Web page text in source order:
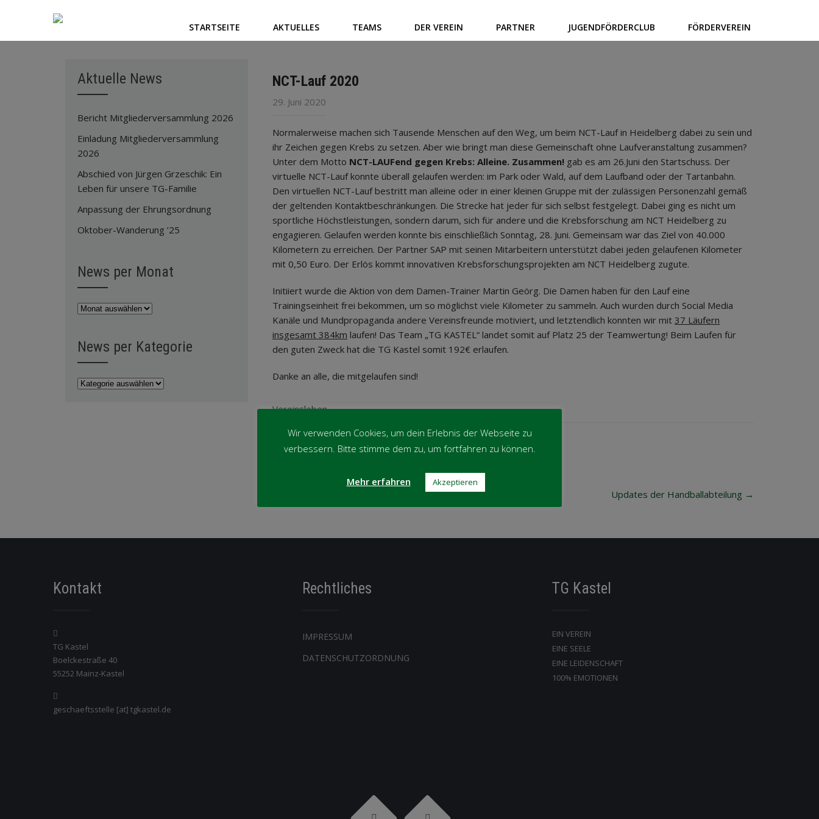
STARTSEITE AKTUELLES TEAMS DER VEREIN PARTNER JUGENDFÖRDERCLUB FÖRDERVEREIN
NCT-Lauf 2020
29. Juni 2020
Normalerweise machen sich Tausende Menschen auf den Weg, um beim NCT-Lauf in Heidelberg dabei zu sein und
ihr Zeichen gegen Krebs zu setzen. Aber wie bringt man diese Gemeinschaft ohne Laufveranstaltung zusammen?
Unter dem Motto NCT-LAUFend gegen Krebs: Alleine. Zusammen! gab es am 26.Juni den Startschuss. Der
virtuelle NCT-Lauf konnte überall gelaufen werden: im Park oder Wald, auf dem Laufband oder der Tartanbahn.
Den virtuellen NCT-Lauf bestritt man alleine oder in einer kleinen Gruppe mit der zulässigen Personenzahl gemäß
der geltenden Kontaktbeschränkungen. Die Strecke hat jeder für sich selbst festgelegt. Dabei ging es nicht um
sportliche Höchstleistungen, sondern darum, sich für andere und die Krebsforschung am NCT Heidelberg zu
engagieren. Gelaufen werden konnte bis einschließlich Sonntag, 28. Juni. Gemeinsam war das Ziel von 40.000
Kilometern zu erreichen. Der Partner SAP mit seinen Mitarbeitern unterstützt dabei jeden gelaufenen Kilometer
mit 0,50 Euro. Der Erlös kommt innovativen Krebsforschungsprojekten am NCT Heidelberg zugute.
Initiiert wurde die Aktion von dem Damen-Trainer Martin Geörg. Die Damen haben für den Lauf eine
Trainingseinheit frei bekommen, um so möglichst viele Kilometer zu sammeln. Auch wurden durch Social Media
Kanäle und Mundpropaganda andere Vereinsfreunde motiviert, und letztendlich konnten wir mit 37 Läufern
insgesamt 384km laufen! Das Team „TG KASTEL“ landet somit auf Platz 25 der Teamwertung! Beim Laufen für
den guten Zweck hat die TG Kastel somit 192€ erlaufen.
Danke an alle, die mitgelaufen sind!
Vereinsleben
Updates der Handballabteilung →
Aktuelle News
Bericht Mitgliederversammlung 2026
Einladung Mitgliederversammlung
2026
Abschied von Jürgen Grzeschik: Ein
Leben für unsere TG-Familie
Anpassung der Ehrungsordnung
Oktober-Wanderung ’25
News per Monat
News
News per Kategorie
News
Kontakt
TG Kastel
Boelckestraße 40
55252 Mainz-Kastel
geschaeftsstelle [at] tgkastel.de
Rechtliches
IMPRESSUM
DATENSCHUTZORDNUNG
TG Kastel
EIN VEREIN
EINE SEELE
EINE LEIDENSCHAFT
100% EMOTIONEN
Wir verwenden Cookies, um dein Erlebnis der Webseite zu
verbessern. Bitte stimme dem zu, um fortfahren zu können.
Mehr erfahren Akzeptieren